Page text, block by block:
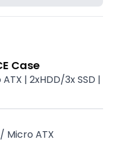
Case
| 2xHDD/3x SSD |
Micro ATX